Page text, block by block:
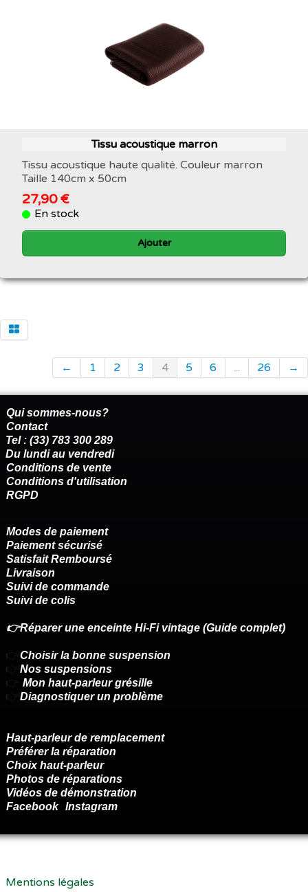
Tissu acoustique marron
Tissu acoustique haute qualité. Couleur marron
Taille 140cm x 50cm
27,90 €
En stock
Ajouter
← 1 2 3 4 5 6 ... 26 →
Qui sommes-nous?
Contact
Tel : (33) 783 300 289
Du lundi au vendredi
Conditions de vente
Conditions d'utilisation
RGPD
Modes de paiement
Paiement sécurisé
Satisfait Remboursé
Livraison
Suivi de commande
Suivi de colis
👉Réparer une enceinte Hi-Fi vintage (Guide complet)
👉 Choisir la bonne suspension
👉 Nos suspensions
👉 Mon haut-parleur grésille
👉 Diagnostiquer un problème
Haut-parleur de remplacement
Préférer la réparation
Choix haut-parleur
Photos de réparations
Vidéos de démonstration
Facebook Instagram
Mentions légales